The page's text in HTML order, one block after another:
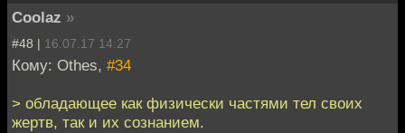
Coolaz »
#48 | 16.07.17 14:27
Кому: Othes, #34
> обладающее как физически частями тел своих
жертв, так и их сознанием.